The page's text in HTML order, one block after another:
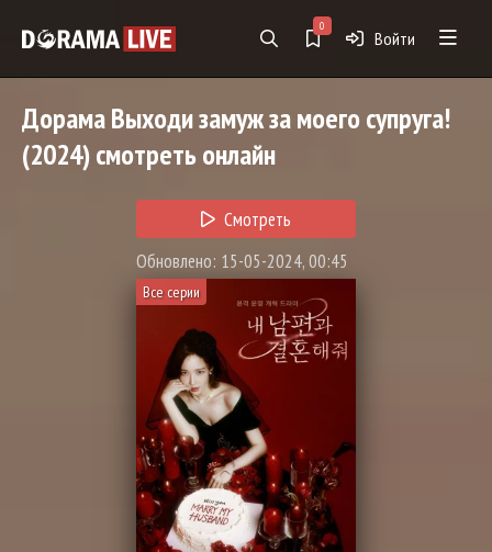
0
Войти
ДорамаВыходи замуж за моего супруга!
(2024) смотреть онлайн
Смотреть
Обновлено: 15-05-2024, 00:45
Все серии